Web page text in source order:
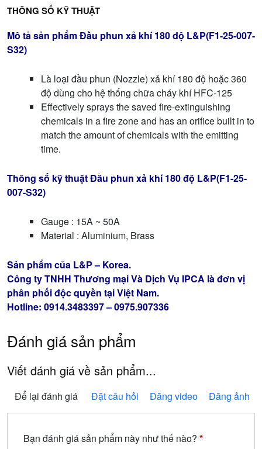
Mô tả sản phẩm Đầu phun xả khí 180 độ L&P(F1-25-007-
S32)
Là loại đầu phun (Nozzle) xả khí 180 độ hoặc 360
độ dùng cho hệ thống chữa cháy khí HFC-125
Effectively sprays the saved fire-extinguishing
chemicals in a fire zone and has an orifice built in to
match the amount of chemicals with the emitting
time.
Thông số kỹ thuật Đầu phun xả khí 180 độ L&P(F1-25-
007-S32)
Gauge : 15A ~ 50A
Material : Aluminium, Brass
Sản phẩm của L&P – Korea.
Công ty TNHH Thương mại Và Dịch Vụ IPCA là đơn vị
phân phối độc quyền tại Việt Nam.
Hotline: 0914.3483397 – 0975.907336
Đánh giá sản phẩm
Viết đánh giá về sản phẩm...
Để lại đánh giá Đặt câu hỏi Đăng video Đăng ảnh
Bạn đánh giá sản phẩm này như thế nào? *
THÔNG SỐ KỸ THUẬT